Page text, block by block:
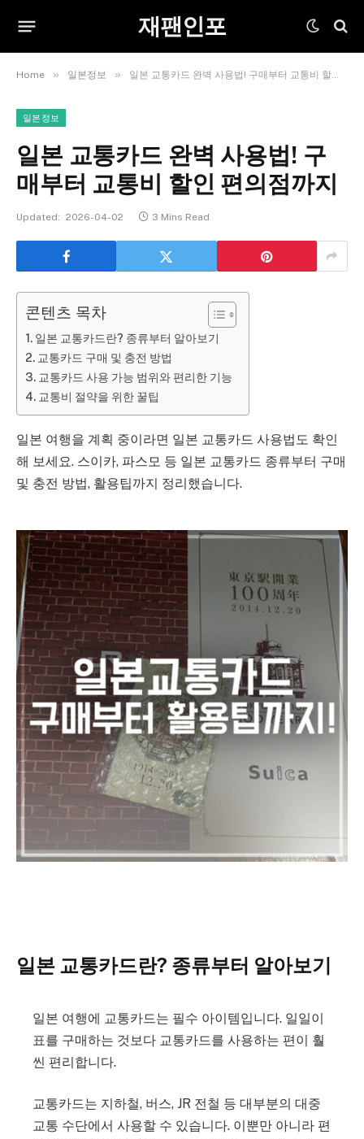
재팬인포
Home » 일본정보 » 일본 교통카드 완벽 사용법! 구매부터 교통비 할인 편의점까지
일본정보
일본 교통카드 완벽 사용법! 구
매부터 교통비 할인 편의점까지
Updated: 2026-04-02 3 Mins Read
콘텐츠 목차
일본 교통카드란? 종류부터 알아보기
교통카드 구매 및 충전 방법
교통카드 사용 가능 범위와 편리한 기능
교통비 절약을 위한 꿀팁
일본 여행을 계획 중이라면 일본 교통카드 사용법도 확인
해 보세요. 스이카, 파스모 등 일본 교통카드 종류부터 구매
및 충전 방법, 활용팁까지 정리했습니다.
일본 교통카드란? 종류부터 알아보기
일본 여행에 교통카드는 필수 아이템입니다. 일일이
표를 구매하는 것보다 교통카드를 사용하는 편이 훨
씬 편리합니다.
교통카드는 지하철, 버스, JR 전철 등 대부분의 대중
교통 수단에서 사용할 수 있습니다. 이뿐만 아니라 편